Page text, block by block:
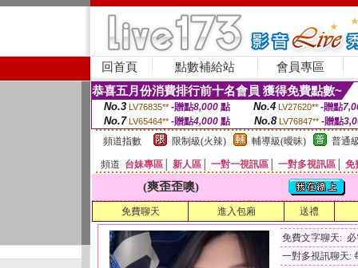
回首頁 點數補給站 會員專區
恭喜五月份消費排行前十名會員 獲得免費點數~
No.3 LV76835** -贈點8,000點 No.4 LV27620** -贈點
No.7 LV65464** -贈點4,000 點 No.8 LV76847** -贈點
頻道指數
限制級(火辣) 輔導級(曖昧) 普通
頻道 台妹專區 新人區 一對一視訊區 一對多視訊區 免
(爽歪歪噢)
免費聊天 進入包廂 送禮
免費文字聊天:
一對多視訊聊天: